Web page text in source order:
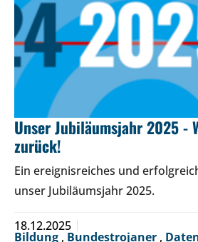
Unser Jubiläumsjahr 2025 -
zurück!
Ein ereignisreiches und
unser Jubiläumsjahr 2025.
18.12.2025
Bildung , Bundestrojaner ,